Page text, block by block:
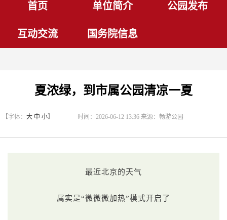
首页 单位简介 公园发布
互动交流 国务院信息
夏浓绿，到市属公园清凉一夏
时间：2026-06-12 13:36 来源：畅游公园
【字体： 大 中 小】
最近北京的天气
属实是“微微微加热”模式开启了